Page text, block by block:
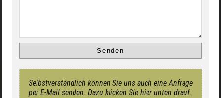
Selbstverständlich können Sie uns auch eine Anfrage
per E-Mail senden. Dazu klicken Sie hier unten drauf.